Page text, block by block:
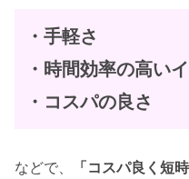
・手軽さ
・時間効率の高い
・コスパの良さ
などで、
「コスパ良く短